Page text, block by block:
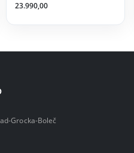
23.990,00
Grocka-Boleč